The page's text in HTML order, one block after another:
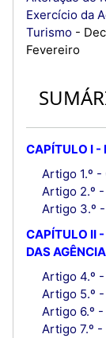
Exercício da
Turismo -
Fevereiro
CAPÍTULO I -
Artigo 1.º -
Artigo 2.º
Artigo 3.º
CAPÍTULO II
DAS
Artigo 4.º
Artigo 5.º
Artigo 6.º
Artigo 7.º